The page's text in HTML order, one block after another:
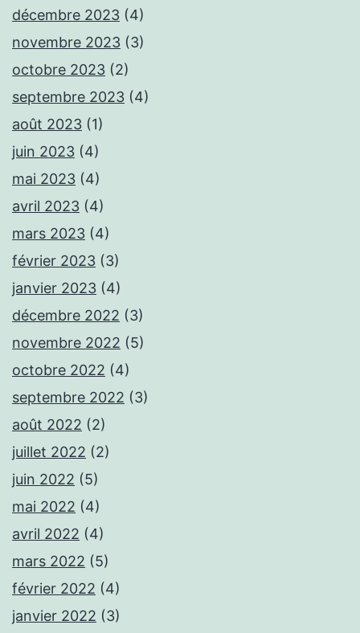
décembre 2023 (4)
novembre 2023 (3)
octobre 2023 (2)
septembre 2023 (4)
août 2023 (1)
juin 2023 (4)
mai 2023 (4)
avril 2023 (4)
mars 2023 (4)
février 2023 (3)
janvier 2023 (4)
décembre 2022 (3)
novembre 2022 (5)
octobre 2022 (4)
septembre 2022 (3)
août 2022 (2)
juillet 2022 (2)
juin 2022 (5)
mai 2022 (4)
avril 2022 (4)
mars 2022 (5)
février 2022 (4)
janvier 2022 (3)